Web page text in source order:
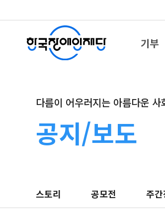
기부
다름이 어우러지는 아름다운 사
공지/보도
스토리 공모전 주